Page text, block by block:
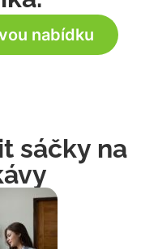
nabídku
sáčky na